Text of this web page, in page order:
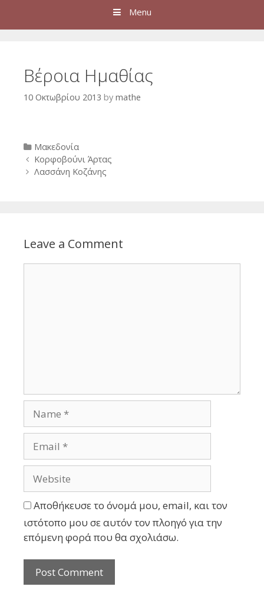
Menu
Βέροια Ημαθίας
10 Οκτωβρίου 2013 by mathe
Categories
Μακεδονία
Post
navigation
Κορφοβούνι Άρτας
Λασσάνη Κοζάνης
Leave a Comment
Αποθήκευσε το όνομά μου, email, και τον
ιστότοπο μου σε αυτόν τον πλοηγό για την
επόμενη φορά που θα σχολιάσω.